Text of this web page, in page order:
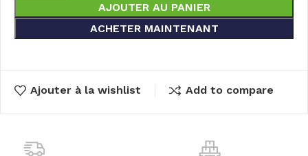
AJOUTER AU PANIER
ACHETER MAINTENANT
Ajouter à la wishlist Add to compare